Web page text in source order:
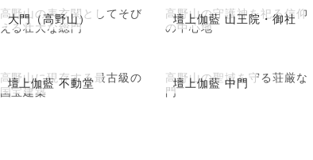
大門（高野山）
高野山の表玄関としてそび
える壮大な総門
壇上伽藍 山王院・御社
高野山の守護神を祀る信仰
の中心地
壇上伽藍 不動堂
高野山に現存する最古級の
国宝建築
壇上伽藍 中門
高野山の聖域を守る荘厳な
門